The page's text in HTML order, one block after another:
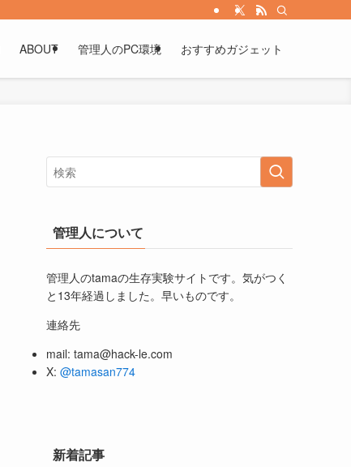
ABOUT 管理人のPC環境 おすすめガジェット
管理人について
管理人のtamaの生存実験サイトです。気がつく
と13年経過しました。早いものです。
連絡先
mail: tama@hack-le.com
X: @tamasan774
新着記事